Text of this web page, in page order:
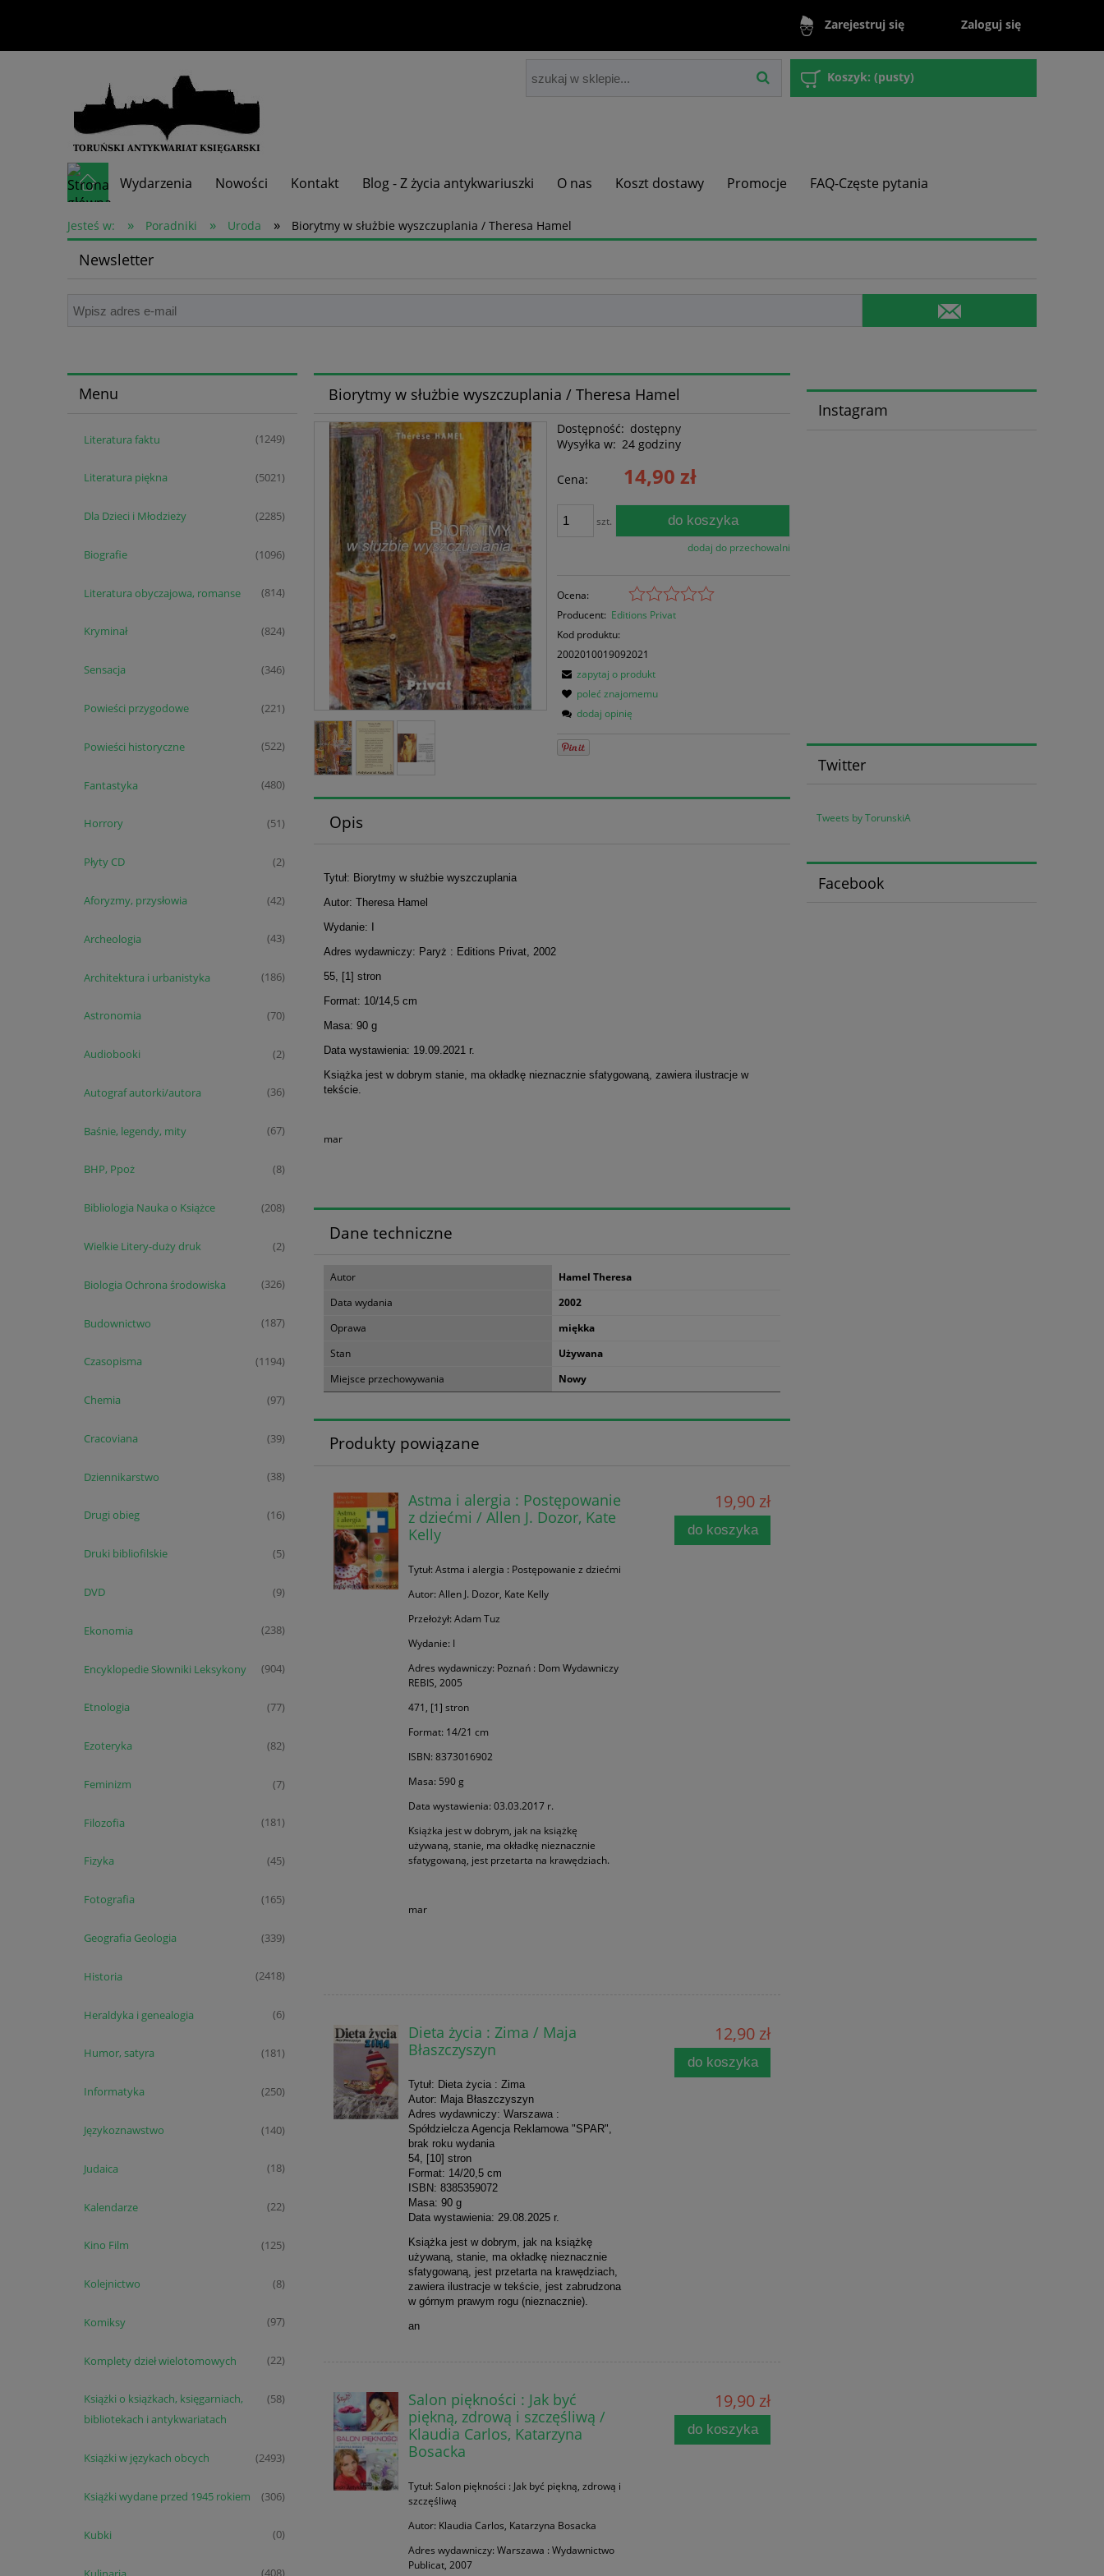
Zarejestruj się Zaloguj się
Koszyk: (pusty)
Wydarzenia Nowości Kontakt Blog - Z życia antykwariuszki O nas Koszt dostawy Promocje FAQ-Częste pytania
Skup książek
Jesteś w: » Poradniki » Uroda » Biorytmy w służbie wyszczuplania / Theresa Hamel
Newsletter
Menu
Literatura faktu (1249)
Literatura piękna (5021)
Dla Dzieci i Młodzieży (2285)
Biografie (1096)
Literatura obyczajowa, romanse (814)
Kryminał (824)
Sensacja (346)
Powieści przygodowe (221)
Powieści historyczne (522)
Fantastyka (480)
Horrory (51)
Płyty CD (2)
Aforyzmy, przysłowia (42)
Archeologia (43)
Architektura i urbanistyka (186)
Astronomia (70)
Audiobooki (2)
Autograf autorki/autora (36)
Baśnie, legendy, mity (67)
BHP, Ppoż (8)
Bibliologia Nauka o Książce (208)
Wielkie Litery-duży druk (2)
Biologia Ochrona środowiska (326)
Budownictwo (187)
Czasopisma (1194)
Chemia (97)
Cracoviana (39)
Dziennikarstwo (38)
Drugi obieg (16)
Druki bibliofilskie (5)
DVD (9)
Ekonomia (238)
Encyklopedie Słowniki Leksykony (904)
Etnologia (77)
Ezoteryka (82)
Feminizm (7)
Filozofia (181)
Fizyka (45)
Fotografia (165)
Geografia Geologia (339)
Historia (2418)
Heraldyka i genealogia (6)
Humor, satyra (181)
Informatyka (250)
Językoznawstwo (140)
Judaica (18)
Kalendarze (22)
Kino Film (125)
Kolejnictwo (8)
Komiksy (97)
Komplety dzieł wielotomowych (22)
Książki o książkach, księgarniach,
bibliotekach i antykwariatach
(58)
Książki w językach obcych (2493)
Książki wydane przed 1945 rokiem (306)
Kubki (0)
Biorytmy w służbie wyszczuplania / Theresa Hamel
Dostępność: dostępny
Wysyłka w: 24 godziny
Cena: 14,90 zł
szt. do koszyka
dodaj do przechowalni
Ocena:
Producent: Editions Privat
Kod produktu:
2002010019092021
zapytaj o produkt
poleć znajomemu
dodaj opinię
Opis
Tytuł: Biorytmy w służbie wyszczuplania
Autor: Theresa Hamel
Wydanie: I
Adres wydawniczy: Paryż : Editions Privat, 2002
55, [1] stron
Format: 10/14,5 cm
Masa: 90 g
Data wystawienia: 19.09.2021 r.
Książka jest w dobrym stanie, ma okładkę nieznacznie sfatygowaną, zawiera ilustracje w
tekście.
mar
Dane techniczne
Autor
Hamel Theresa
Data wydania
2002
Oprawa
miękka
Stan
Używana
Miejsce przechowywania
Nowy
Produkty powiązane
Astma i alergia : Postępowanie
z dziećmi / Allen J. Dozor, Kate
Kelly
Tytuł: Astma i alergia : Postępowanie z dziećmi
Autor: Allen J. Dozor, Kate Kelly
Przełożył: Adam Tuz
Wydanie: I
Adres wydawniczy: Poznań : Dom Wydawniczy
REBIS, 2005
471, [1] stron
Format: 14/21 cm
ISBN: 8373016902
Masa: 590 g
Data wystawienia: 03.03.2017 r.
Książka jest w dobrym, jak na książkę
używaną, stanie, ma okładkę nieznacznie
sfatygowaną, jest przetarta na krawędziach.
mar
19,90 zł
do koszyka
Dieta życia : Zima / Maja
Błaszczyszyn
Tytuł: Dieta życia : Zima
Autor: Maja Błaszczyszyn
Adres wydawniczy: Warszawa :
Spółdzielcza Agencja Reklamowa "SPAR",
brak roku wydania
54, [10] stron
Format: 14/20,5 cm
ISBN: 8385359072
Masa: 90 g
Data wystawienia: 29.08.2025 r.
Książka jest w dobrym, jak na książkę
używaną, stanie, ma okładkę nieznacznie
sfatygowaną, jest przetarta na krawędziach,
zawiera ilustracje w tekście, jest zabrudzona
w górnym prawym rogu (nieznacznie).
an
12,90 zł
do koszyka
Salon piękności : Jak być
piękną, zdrową i szczęśliwą /
Klaudia Carlos, Katarzyna
Bosacka
Tytuł: Salon piękności : Jak być piękną, zdrową i
szczęśliwą
Autor: Klaudia Carlos, Katarzyna Bosacka
Adres wydawniczy: Warszawa : Wydawnictwo
Publicat, 2007
19,90 zł
do koszyka
Instagram
Twitter
Tweets by TorunskiA
Facebook